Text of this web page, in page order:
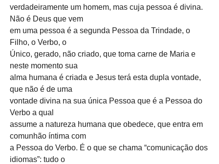
verdadeiramente um homem, mas cuja pessoa é divina.
Não é Deus que vem
em uma pessoa é a segunda Pessoa da Trindade, o
Filho, o Verbo, o
Único, gerado, não criado, que toma carne de Maria e
neste momento sua
alma humana é criada e Jesus terá esta dupla vontade,
que não é de uma
vontade divina na sua única Pessoa que é a Pessoa do
Verbo a qual
assume a natureza humana que obedece, que entra em
comunhão íntima com
a Pessoa do Verbo. É o que se chama “comunicação dos
idiomas”: tudo o